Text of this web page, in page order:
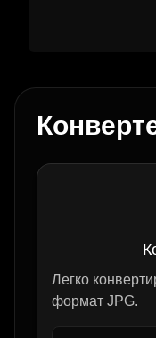
Легко
формат JPG.